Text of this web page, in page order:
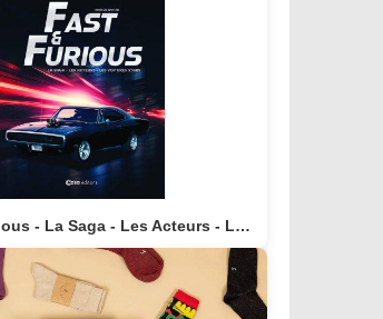
Fast And Furious - La Saga - Les Acteurs - Les Voitures Stars actuellement disponible en librairie